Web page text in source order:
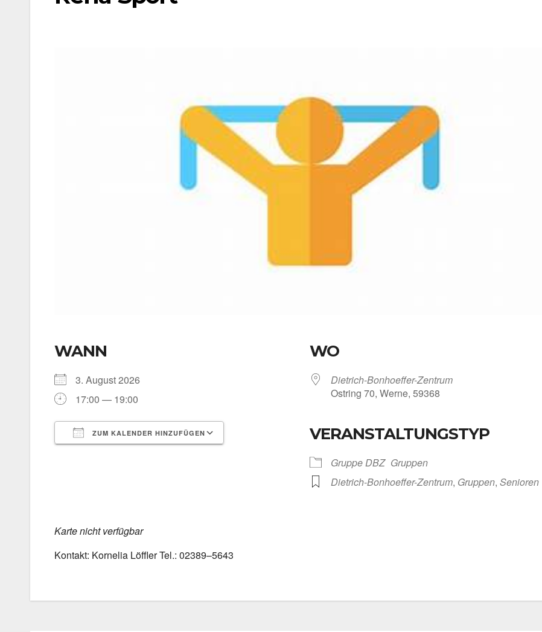
WANN
3. August 2026
17:00 — 19:00
ZUM KALENDER HINZUFÜGEN
WO
Dietrich-Bonhoeffer-Zentrum
Ost­ring 70, Wer­ne, 59368
VERANSTALTUNGSTYP
Grup­pe DBZ Grup­pen
Dietrich-Bonhoeffer-Zentrum, Grup­pen, Senio­ren
Kar­te nicht ver­füg­bar
Kon­takt: Kor­ne­lia Löff­ler Tel.: 02389–5643